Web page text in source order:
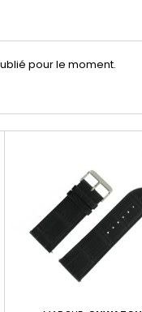
pour le moment.